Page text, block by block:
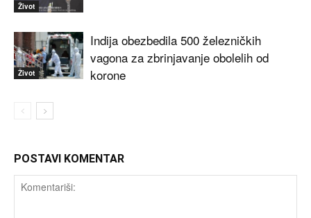
Život
Život
Indija obezbedila 500 železničkih
vagona za zbrinjavanje obolelih od
korone
POSTAVI KOMENTAR